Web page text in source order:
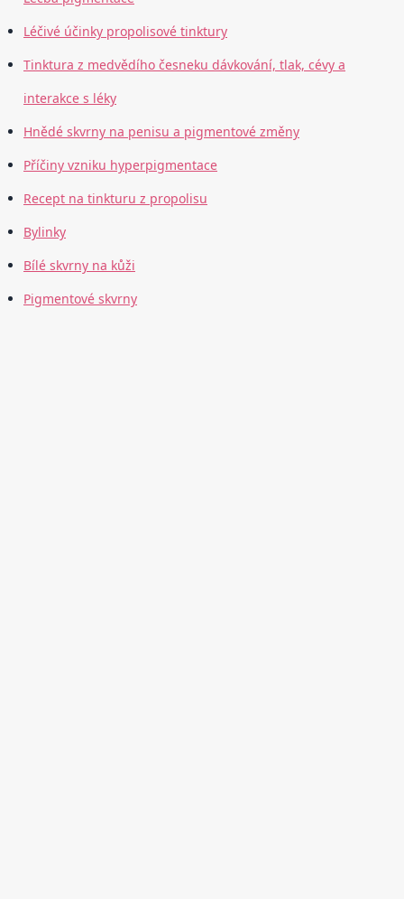
Léčivé účinky propolisové tinktury
Tinktura z medvědího česneku dávkování, tlak, cévy a
interakce s léky
Hnědé skvrny na penisu a pigmentové změny
Příčiny vzniku hyperpigmentace
Recept na tinkturu z propolisu
Bylinky
Bílé skvrny na kůži
Pigmentové skvrny